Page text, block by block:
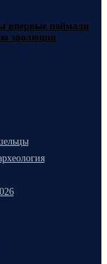
впервые поймали
эволюции